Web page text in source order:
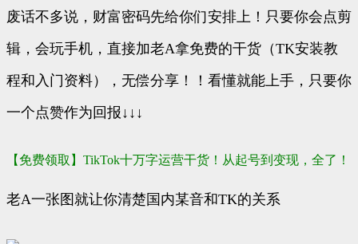
废话不多说，财富密码先给你们安排上！只要你会点剪
辑，会玩手机，直接加老A拿免费的干货（TK安装教
程和入门资料），无偿分享！！看懂就能上手，只要你
一个点赞作为回报↓↓↓
【免费领取】TikTok十万字运营干货！从起号到变现，全了！
老A一张图就让你清楚国内某音和TK的关系